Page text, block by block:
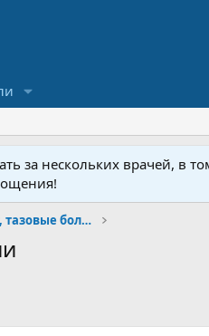
за нескольких врачей, в
Малая урология- простатит, тазовые боли, фиброз